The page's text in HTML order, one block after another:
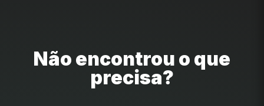
Não encontrou o que
precisa?